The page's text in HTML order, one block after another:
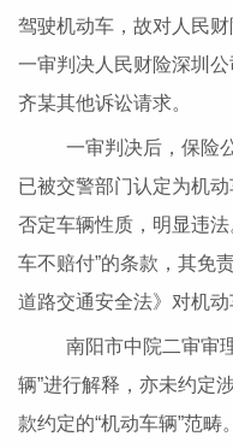
驾驶机动车，故对人民
一审判决人民财险深圳
齐某其他诉讼请求。
一审判决后，保险公
已被交警部门认定为机
否定车辆性质，明显违
车不赔付”的条款，其免
道路交通安全法》对机动
南阳市中院二审审理
辆”进行解释，亦未约定
款约定的“机动车辆”范